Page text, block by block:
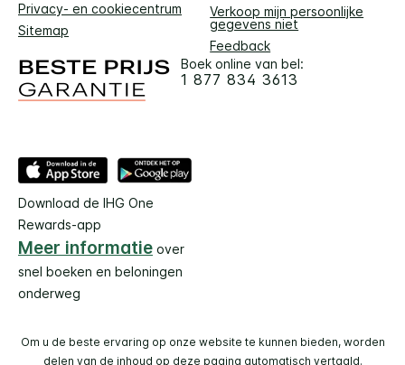
Privacy- en cookiecentrum
Verkoop mijn persoonlijke
gegevens niet
Sitemap
Feedback
Boek online van bel:
1 877 834 3613
Download de IHG One
Rewards-app
Meer informatie over
snel boeken en beloningen
onderweg
Om u de beste ervaring op onze website te kunnen bieden, worden
delen van de inhoud op deze pagina automatisch vertaald.